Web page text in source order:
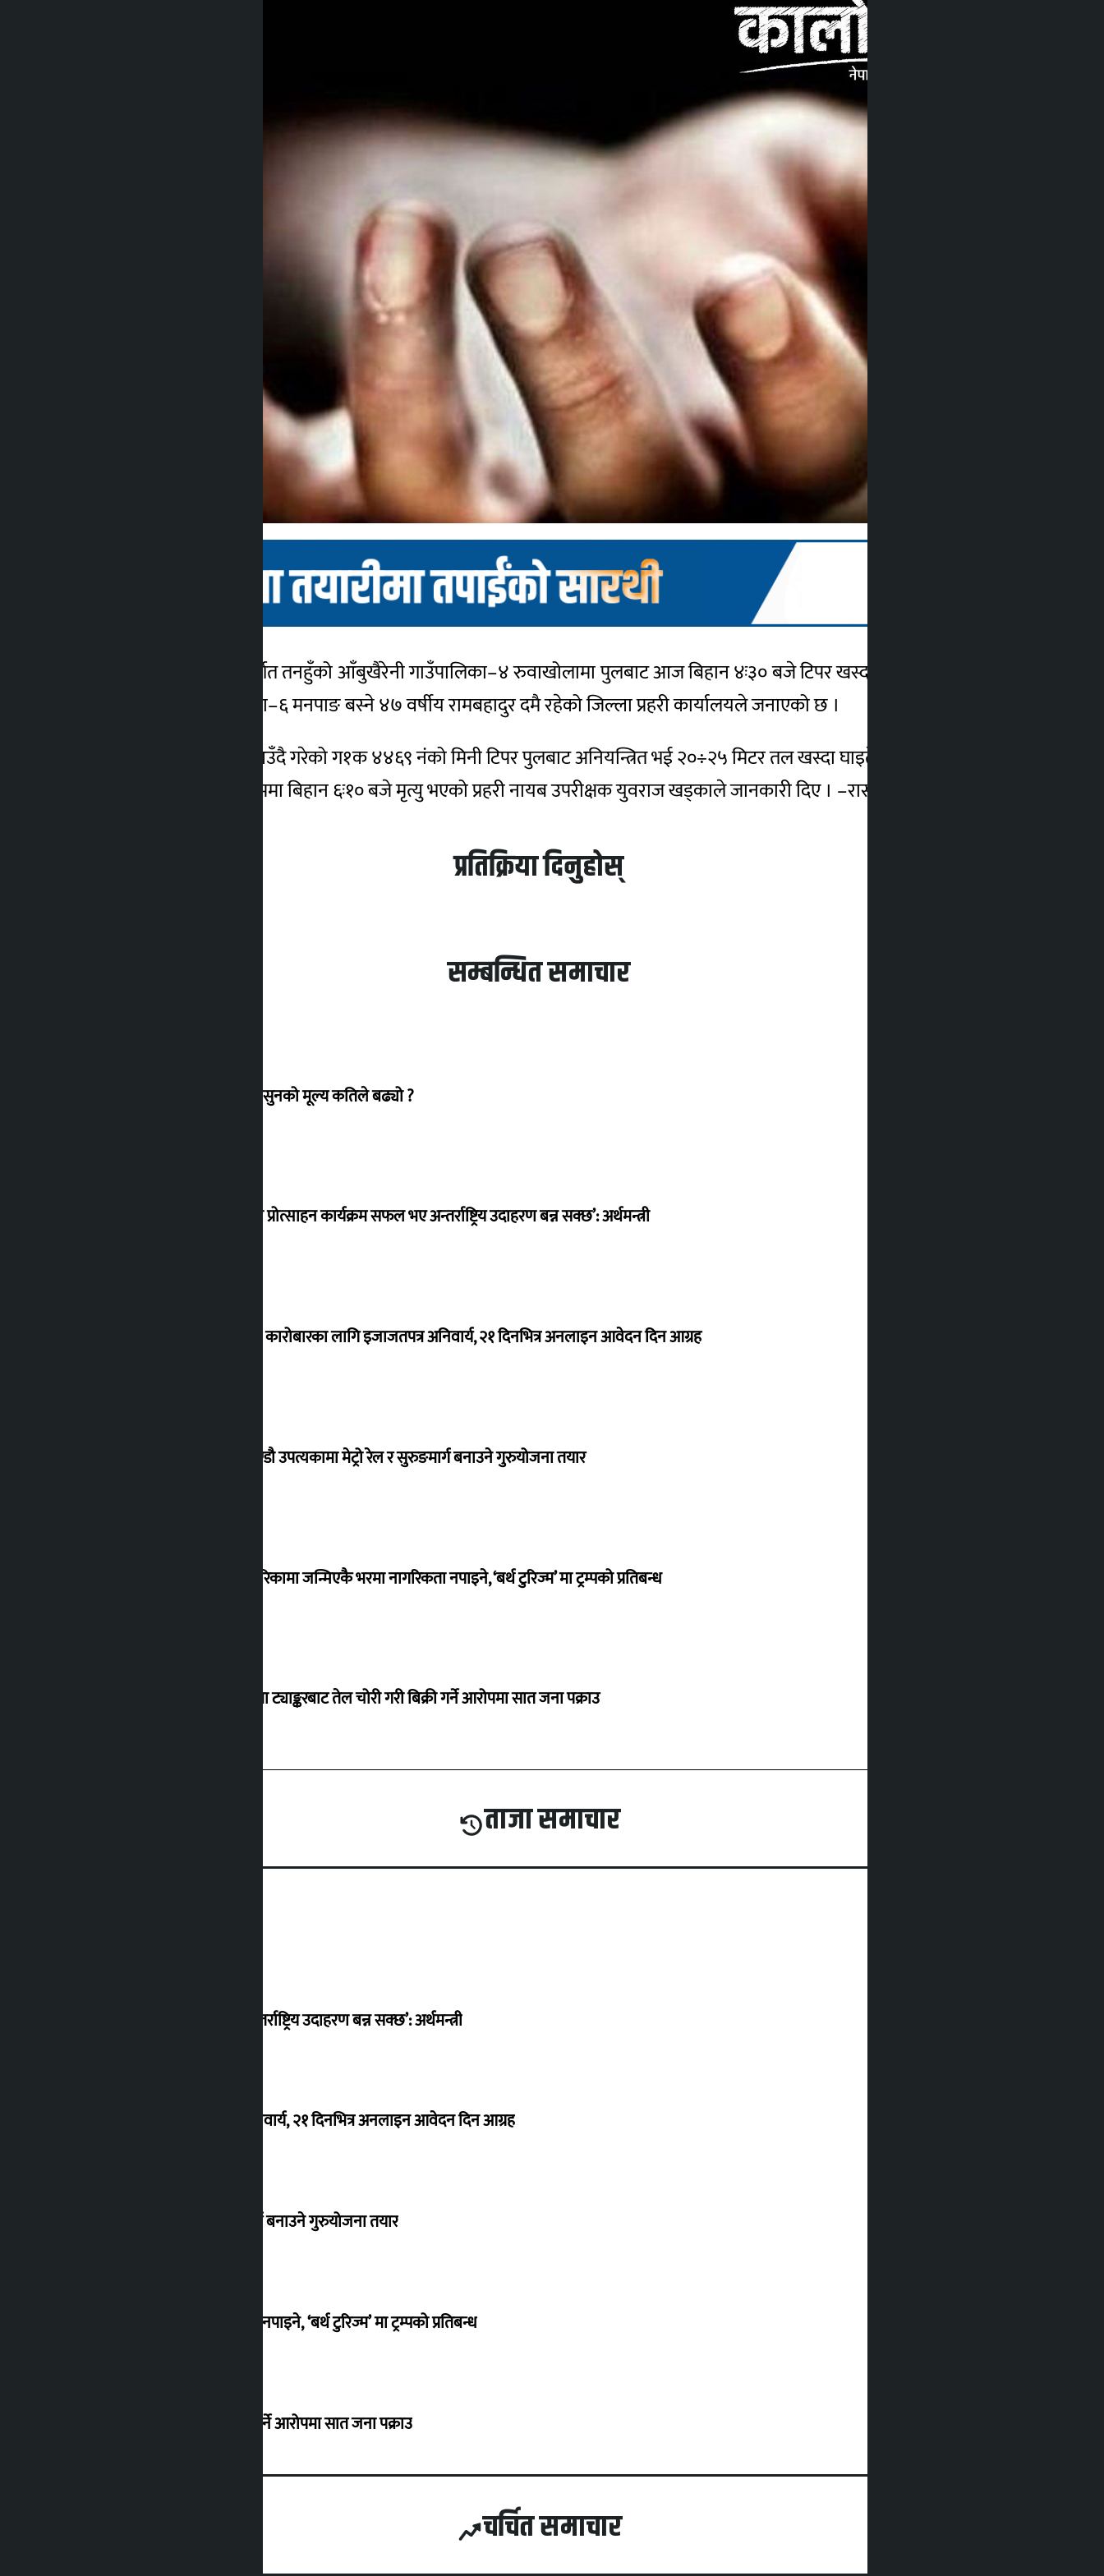
दमौली । पृथ्वीराजमार्गअन्तर्गत तनहुँको आँबुखैरेनी गाउँपालिका–४ रुवाखोलामा पुलबाट आज बिहान ४ः३० बजे टिपर खस्दा चालकको मृत्यु भएको छ ।
मृत्यु हुनेमा म्याग्दे गाउँपालिका–६ मनपाङ बस्ने ४७ वर्षीय रामबहादुर दमै रहेको जिल्ला प्रहरी कार्यालयले जनाएको छ ।
मुग्लिनतर्फबाट आँबुखैरेनी आउँदै गरेको ग१क ४४६९ नंको मिनी टिपर पुलबाट अनियन्त्रित भई २०÷२५ मिटर तल खस्दा घाइते दमैको चितवनस्थित पुरानो
मेडिकल कलेजमा उपचार क्रममा बिहान ६ः१० बजे मृत्यु भएको प्रहरी नायब उपरीक्षक युवराज खड्काले जानकारी दिए । –रासस
प्रतिक्रिया दिनुहोस्
सम्बन्धित समाचार
शुक्रबार सुनको मूल्य कतिले बढ्यो ?
‘करदाता प्रोत्साहन कार्यक्रम सफल भए अन्तर्राष्ट्रिय उदाहरण बन्न सक्छ’: अर्थमन्त्री
घरजग्गा कारोबारका लागि इजाजतपत्र अनिवार्य, २१ दिनभित्र अनलाइन आवेदन दिन आग्रह
काठमाण्डौ उपत्यकामा मेट्रो रेल र सुरुङमार्ग बनाउने गुरुयोजना तयार
अब अमेरिकामा जन्मिएकै भरमा नागरिकता नपाइने, ‘बर्थ टुरिज्म’ मा ट्रम्पको प्रतिबन्ध
वीरगञ्जमा ट्याङ्करबाट तेल चोरी गरी बिक्री गर्ने आरोपमा सात जना पक्राउ
ताजा समाचार
‘करदाता प्रोत्साहन कार्यक्रम सफल भए अन्तर्राष्ट्रिय उदाहरण बन्न सक्छ’: अर्थमन्त्री
घरजग्गा कारोबारका लागि इजाजतपत्र अनिवार्य, २१ दिनभित्र अनलाइन आवेदन दिन आग्रह
काठमाण्डौ उपत्यकामा मेट्रो रेल र सुरुङमार्ग बनाउने गुरुयोजना तयार
अब अमेरिकामा जन्मिएकै भरमा नागरिकता नपाइने, ‘बर्थ टुरिज्म’ मा ट्रम्पको प्रतिबन्ध
वीरगञ्जमा ट्याङ्करबाट तेल चोरी गरी बिक्री गर्ने आरोपमा सात जना पक्राउ
चर्चित समाचार